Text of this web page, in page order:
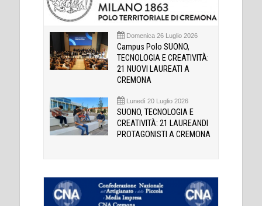
Domenica 26 Luglio 2026
Campus Polo SUONO,
TECNOLOGIA E CREATIVITÀ:
21 NUOVI LAUREATI A
CREMONA
Lunedì 20 Luglio 2026
SUONO, TECNOLOGIA E
CREATIVITÀ: 21 LAUREANDI
PROTAGONISTI A CREMONA